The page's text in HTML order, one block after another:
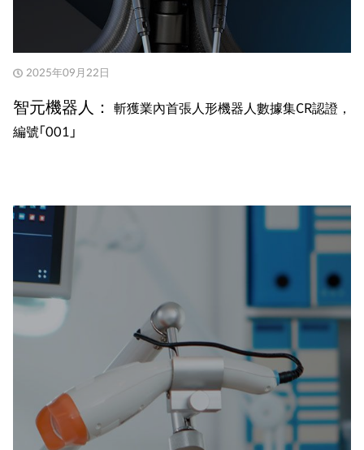
2025年09月22日
智元機器人： 斬獲業內首張人形機器人數據集CR認證，
編號「001」